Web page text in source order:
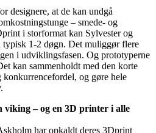
designere, at de kan undgå
– smede- og
i storformat kan Sylvester og
typisk 1-2 døgn. Det muliggør flere
i udviklingsfasen. Og prototyperne
kan sammenholdt med den korte
og gøre hele
viking – og en 3D printer i alle
har opkaldt deres 3Dprint